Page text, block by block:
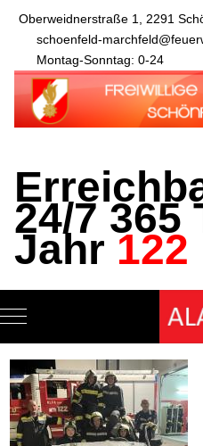
Oberweidnerstraße 1, 2291
schoenfeld-
Montag-Sonntag: 0-24
24/7 365
Jahr122
Mobile Menu Toggle